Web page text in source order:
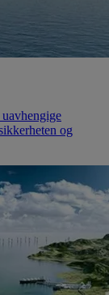
og